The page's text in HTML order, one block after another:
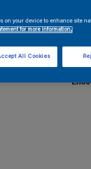
on your device to enhance site
for more information.
All Cookies